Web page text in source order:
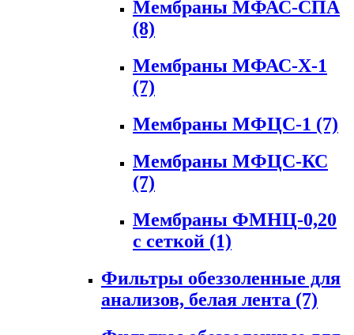
Мембраны МФАС-СПА
(8)
Мембраны МФАС-Х-1
(7)
Мембраны МФЦС-1 (7)
Мембраны МФЦС-КС
(7)
Мембраны ФМНЦ-0,20
с сеткой (1)
Фильтры обеззоленные для
анализов, белая лента (7)